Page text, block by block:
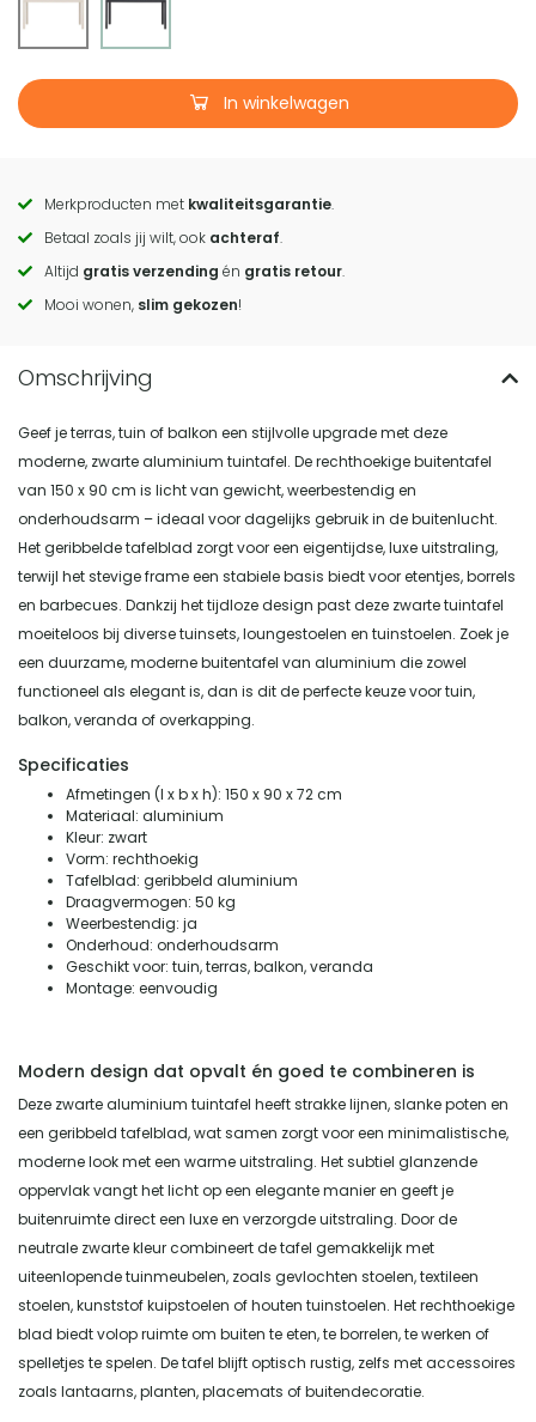
In winkelwagen
Call
to
actions
Merkproducten met kwaliteitsgarantie.
Betaal zoals jij wilt, ook achteraf.
Altijd gratis verzending én gratis retour.
Mooi wonen, slim gekozen!
Geef je terras, tuin of balkon een stijlvolle upgrade met deze
moderne, zwarte aluminium tuintafel. De rechthoekige buitentafel
van 150 x 90 cm is licht van gewicht, weerbestendig en
onderhoudsarm – ideaal voor dagelijks gebruik in de buitenlucht.
Het geribbelde tafelblad zorgt voor een eigentijdse, luxe uitstraling,
terwijl het stevige frame een stabiele basis biedt voor etentjes, borrels
en barbecues. Dankzij het tijdloze design past deze zwarte tuintafel
moeiteloos bij diverse tuinsets, loungestoelen en tuinstoelen. Zoek je
een duurzame, moderne buitentafel van aluminium die zowel
functioneel als elegant is, dan is dit de perfecte keuze voor tuin,
balkon, veranda of overkapping.
Specificaties
Afmetingen (l x b x h): 150 x 90 x 72 cm
Materiaal: aluminium
Kleur: zwart
Vorm: rechthoekig
Tafelblad: geribbeld aluminium
Draagvermogen: 50 kg
Weerbestendig: ja
Onderhoud: onderhoudsarm
Geschikt voor: tuin, terras, balkon, veranda
Montage: eenvoudig
Modern design dat opvalt én goed te combineren is
Deze zwarte aluminium tuintafel heeft strakke lijnen, slanke poten en
een geribbeld tafelblad, wat samen zorgt voor een minimalistische,
moderne look met een warme uitstraling. Het subtiel glanzende
oppervlak vangt het licht op een elegante manier en geeft je
buitenruimte direct een luxe en verzorgde uitstraling. Door de
neutrale zwarte kleur combineert de tafel gemakkelijk met
uiteenlopende tuinmeubelen, zoals gevlochten stoelen, textileen
stoelen, kunststof kuipstoelen of houten tuinstoelen. Het rechthoekige
blad biedt volop ruimte om buiten te eten, te borrelen, te werken of
spelletjes te spelen. De tafel blijft optisch rustig, zelfs met accessoires
zoals lantaarns, planten, placemats of buitendecoratie.